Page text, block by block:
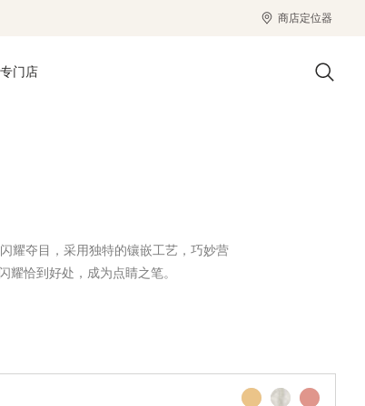
商店定位器
专门店
耀夺目，采用独特的镶嵌工艺，巧妙营
恰到好处，成为点睛之笔。